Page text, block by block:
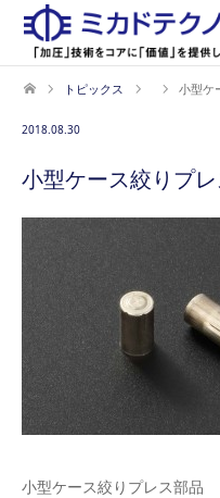
トピックス 小型ケ
2018.08.30
小型ケース絞りプ
小型ケース絞りプレス部品